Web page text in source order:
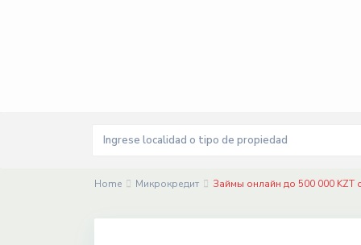
Home Микрокредит Займы онлайн до 500 000